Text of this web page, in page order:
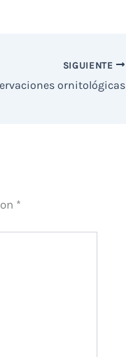
SIGUIENTE
ornitológicas
*